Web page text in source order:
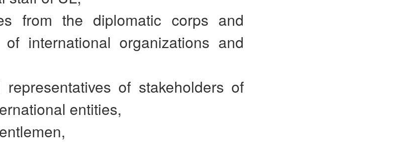
from the diplomatic corps and
of international organizations and
representatives of stakeholders of
entities,